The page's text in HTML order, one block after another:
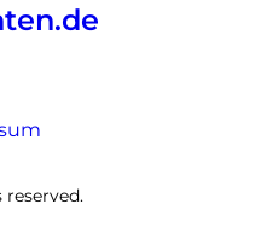
reserved.